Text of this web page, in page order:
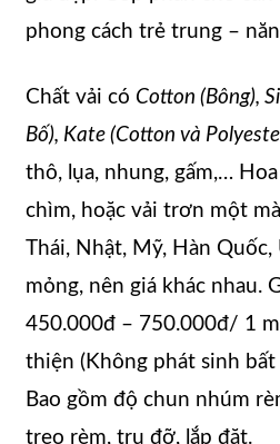
phong cách trẻ trung –
Chất vải có Cotton (Bông),
Bố), Kate (Cotton và
thô, lụa, nhung, gấm,…
chìm, hoặc vải trơn một
Thái, Nhật, Mỹ, Hàn
mỏng, nên giá khác nhau.
450.000đ – 750.000đ/ 1
thiện (Không phát sinh
Bao gồm độ chun nhúm
treo rèm, trụ đỡ, lắp đặt.